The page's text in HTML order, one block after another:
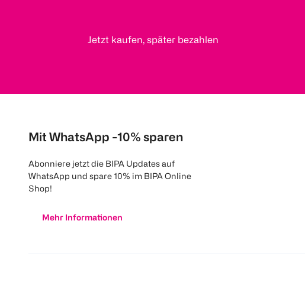
Jetzt kaufen, später bezahlen
Mit WhatsApp -10% sparen
Abonniere jetzt die BIPA Updates auf
WhatsApp und spare 10% im BIPA Online
Shop!
Mehr Informationen